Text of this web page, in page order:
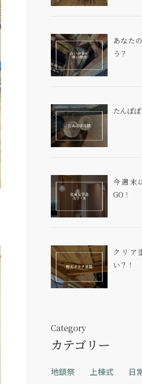
あなた
う？
たんぽ
今週末
GO！
クリア
い？！
Category
カテゴリー
地鎮祭 上棟式
日